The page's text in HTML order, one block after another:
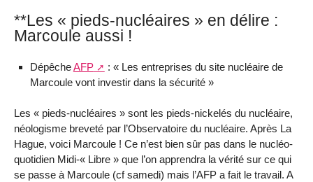
**Les « pieds-nucléaires » en délire :
Marcoule aussi !
DépêcheAFP
: « Les entreprises du site nucléaire de
Marcoule vont investir dans la sécurité »
Les « pieds-nucléaires » sont les pieds-nickelés du nucléaire,
néologisme breveté par l’Observatoire du nucléaire. Après La
Hague, voici Marcoule ! Ce n’est bien sûr pas dans le nucléo-
quotidien Midi-« Libre » que l’on apprendra la vérité sur ce qui
se passe à Marcoule (cf samedi) mais l’AFP a fait le travail. A